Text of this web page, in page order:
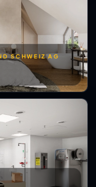
SCHWEIZ AG